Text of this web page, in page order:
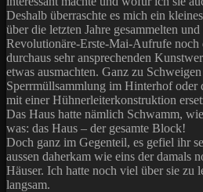
Deshalb überraschte es mich ein
über die letzten Jahre gesammelten
Revolutionäre-Erste-Mai-Aufrufe noch
durchaus sehr ansprechenden
etwas ausmachten. Ganz zu
Sperrmüllsammlung im Hinterhof oder
mit einer Hühnerleiterkonstruktion
Das Haus hatte nämlich Schwamm,
was: das Haus – der gesamte Block!
Doch ganz im Gegenteil, es gefiel ihr
aussen daherkam wie eins der damals
Häuser. Ich hatte noch viel über sie zu
langsam.